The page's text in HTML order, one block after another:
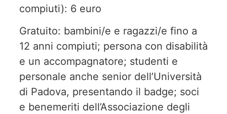
compiuti): 6 euro
Gratuito: bambini/e e ragazzi/e fino a
12 anni compiuti; persona con disabilità
e un accompagnatore; studenti e
personale anche senior dell’Università
di Padova, presentando il badge; soci
e benemeriti dell’Associazione degli